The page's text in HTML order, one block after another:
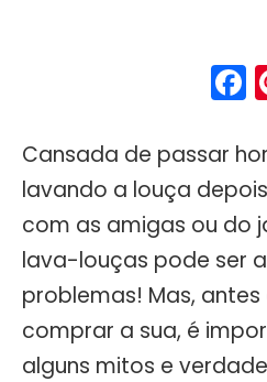
Cansada de passar
lavando a louça
com as amigas ou do
lava-louças pode ser
problemas! Mas,
comprar a sua, é
alguns mitos e